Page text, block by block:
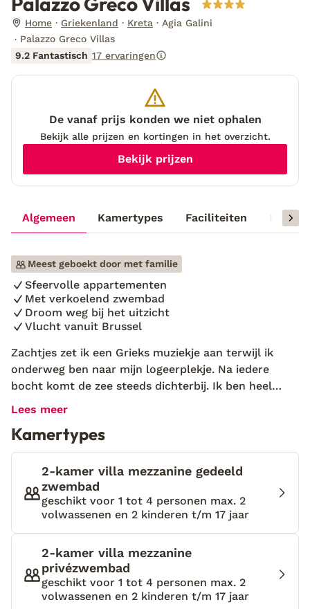
Home Griekenland Kreta
Agia Galini
Palazzo Greco Villas
9.2 Fantastisch 17 ervaringen
Algemeen Kamertypes Faciliteiten
Meest geboekt door met familie
Sfeervolle appartementen
Met verkoelend zwembad
Droom weg bij het uitzicht
Vlucht vanuit Brussel
Zachtjes zet ik een Grieks muziekje aan terwijl ik
onderweg ben naar mijn logeerplekje. Na iedere
bocht komt de zee steeds dichterbij. Ik ben heel
benieuwd waar ik terecht kom, want het uitzicht is
rijden, zie ik het bordje ‘Palazzo Greco Villas’
verschijnen. Wauw! Ik weet niet waar ik eerst naar
moet kijken, het prachtige uitzicht over de zee of de
mooie villa's. De eigenaar komt al snel naar mij toe,
‘Eliza! Wat fijn om jou te zien! Heb je genoten van
het uitzicht? Ik zal je naar je villa brengen.’ Ik open
de deur van mijn villa en mijn mond valt open. De
muren zijn gebouwd van gekleurde stenen en vanaf
mijn balkon heb ik uitzicht op het dorpje Agia Galini,
waar langzaam alle lichtjes aangaan. Van zo’n
uitzicht krijg ik nooit genoeg!
Lees meer
Kamertypes
2-kamer villa mezzanine gedeeld
zwembad
geschikt voor 1 tot 4 personen max. 2
volwassenen en 2 kinderen t/m 17 jaar
2-kamer villa mezzanine
privézwembad
geschikt voor 1 tot 4 personen max. 2
volwassenen en 2 kinderen t/m 17 jaar
De vanaf prijs konden we niet ophalen
Bekijk alle prijzen en kortingen in het overzicht.
Bekijk prijzen